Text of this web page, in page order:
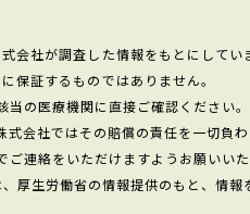
会社が調査した情報をもとにしてい
保証するものではありません。
の医療機関に直接ご確認ください。
会社ではその賠償の責任を一切負わ
連絡をいただけますようお願いいた
生労働省の情報提供のもと、情報